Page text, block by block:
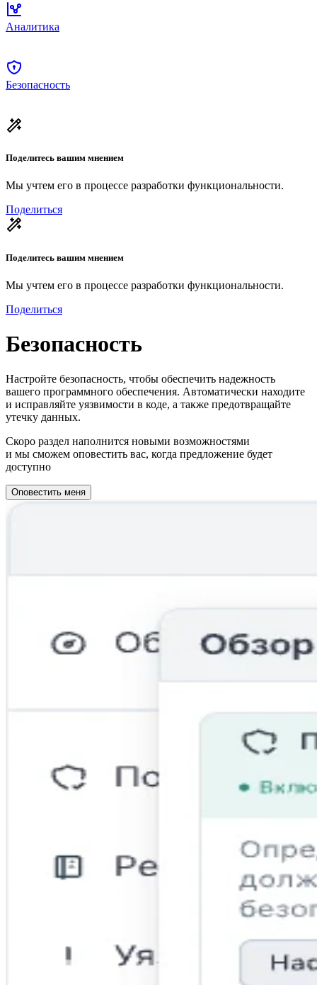
Аналитика
Безопасность
Поделитесь вашим мнением
Мы учтем его в процессе разработки функциональности.
Поделиться
Поделитесь вашим мнением
Мы учтем его в процессе разработки функциональности.
Поделиться
Безопасность
Настройте безопасность, чтобы обеспечить надежность
вашего программного обеспечения. Автоматически находите
и исправляйте уязвимости в коде, а также предотвращайте
утечку данных.
Скоро раздел наполнится новыми возможностями
и мы сможем оповестить вас, когда предложение будет
доступно
Оповестить меня